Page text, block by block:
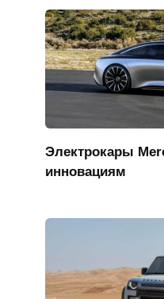
Электрокары
инновациям